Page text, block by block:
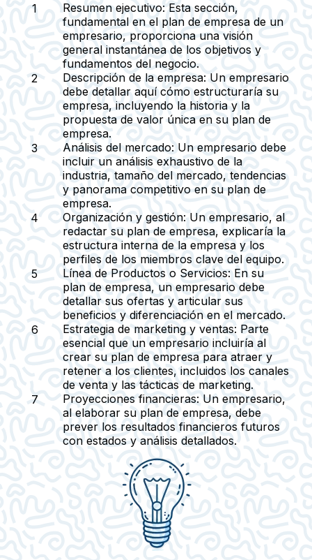
Resumen ejecutivo: Esta sección,
fundamental en el plan de empresa de un
empresario, proporciona una visión
general instantánea de los objetivos y
fundamentos del negocio.
Descripción de la empresa: Un empresario
debe detallar aquí cómo estructuraría su
empresa, incluyendo la historia y la
propuesta de valor única en su plan de
empresa.
Análisis del mercado: Un empresario debe
incluir un análisis exhaustivo de la
industria, tamaño del mercado, tendencias
y panorama competitivo en su plan de
empresa.
Organización y gestión: Un empresario, al
redactar su plan de empresa, explicaría la
estructura interna de la empresa y los
perfiles de los miembros clave del equipo.
Línea de Productos o Servicios: En su
plan de empresa, un empresario debe
detallar sus ofertas y articular sus
beneficios y diferenciación en el mercado.
Estrategia de marketing y ventas: Parte
esencial que un empresario incluiría al
crear su plan de empresa para atraer y
retener a los clientes, incluidos los canales
de venta y las tácticas de marketing.
Proyecciones financieras: Un empresario,
al elaborar su plan de empresa, debe
prever los resultados financieros futuros
con estados y análisis detallados.